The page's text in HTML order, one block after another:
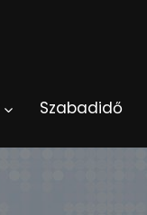
Szabadidő